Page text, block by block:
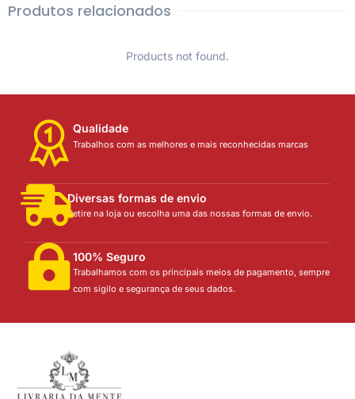
Produtos relacionados
Products not found.
Qualidade
Trabalhos com as melhores e mais reconhecidas marcas
Diversas formas de envio
Retire na loja ou escolha uma das nossas formas de envio.
100% Seguro
Trabalhamos com os principais meios de pagamento, sempre
com sigilo e segurança de seus dados.